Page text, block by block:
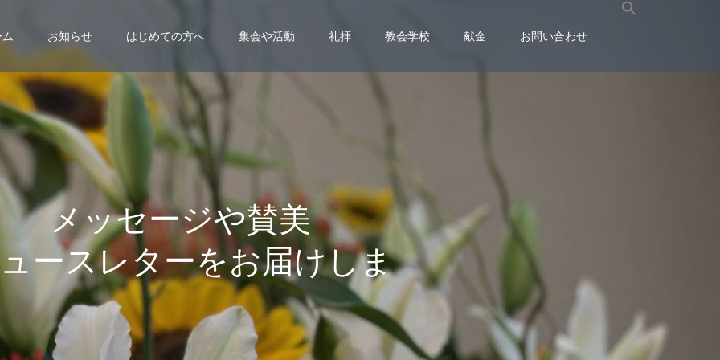
お知らせ はじめての方へ 集会や活動 礼拝 教会学校 献金 お問い合わせ
メッセージや賛美
ースレターをお届けします